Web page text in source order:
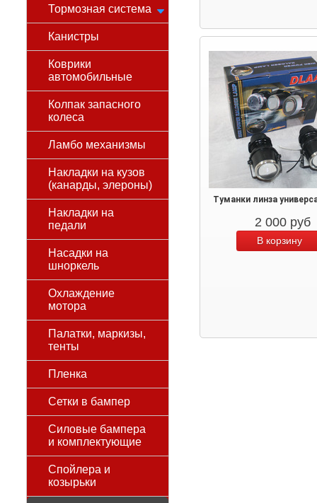
Тормозная система
Канистры
Коврики
автомобильные
Колпак запасного
колеса
Ламбо механизмы
Накладки на кузов
(канарды, элероны)
Накладки на
педали
Насадки на
шноркель
Охлаждение
мотора
Палатки, маркизы,
тенты
Пленка
Сетки в бампер
Силовые бампера
и комплектующие
Спойлера и
козырьки
Туманки линза
2 000 руб